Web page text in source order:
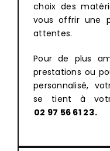
choix des
vous offrir une
attentes.
Pour de plus
prestations ou
personnalisé,
se tient à
02 97 56 61 23.